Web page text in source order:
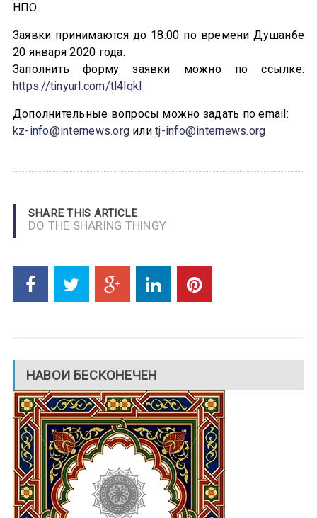
НПО.
Заявки принимаются до 18:00 по времени Душанбе
20 января 2020 года.
Заполнить форму заявки можно по ссылке:
https://tinyurl.com/tl4lqkl
Дополнительные вопросы можно задать по email:
kz-info@internews.org илиtj-info@internews.org
SHARE THIS ARTICLE
DO THE SHARING THINGY
НАВОИ БЕСКОНЕЧЕН